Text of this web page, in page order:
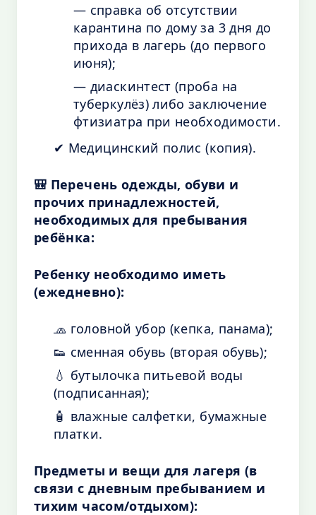
— справка об отсутствии
карантина по дому за 3 дня до
прихода в лагерь (до первого
июня);
— диаскинтест (проба на
туберкулёз) либо заключение
фтизиатра при необходимости.
✔ Медицинский полис (копия).
🎒 Перечень одежды, обуви и
прочих принадлежностей,
необходимых для пребывания
ребёнка:
Ребенку необходимо иметь
(ежедневно):
🧢 головной убор (кепка, панама);
👟 сменная обувь (вторая обувь);
💧 бутылочка питьевой воды
(подписанная);
🧴 влажные салфетки, бумажные
платки.
Предметы и вещи для лагеря (в
связи с дневным пребыванием и
тихим часом/отдыхом):